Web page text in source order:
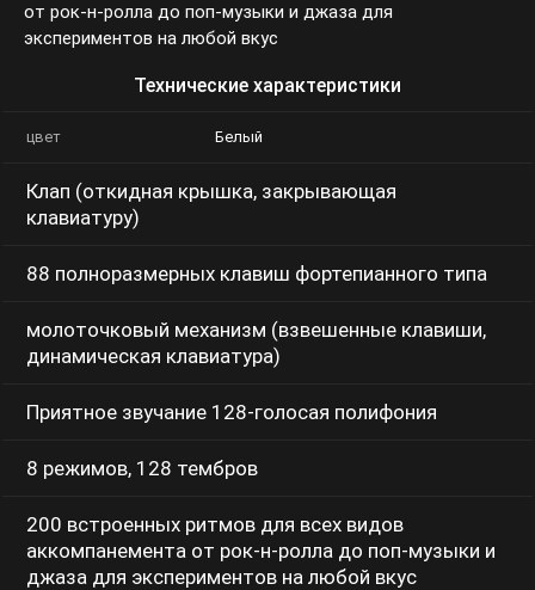
от рок-н-ролла до поп-музыки и джаза для
экспериментов на любой вкус
Технические характеристики
цвет Белый
Клап (откидная крышка, закрывающая
клавиатуру)
88 полноразмерных клавиш фортепианного типа
молоточковый механизм (взвешенные клавиши,
динамическая клавиатура)
Приятное звучание 128-голосая полифония
8 режимов, 128 тембров
200 встроенных ритмов для всех видов
аккомпанемента от рок-н-ролла до поп-музыки и
джаза для экспериментов на любой вкус